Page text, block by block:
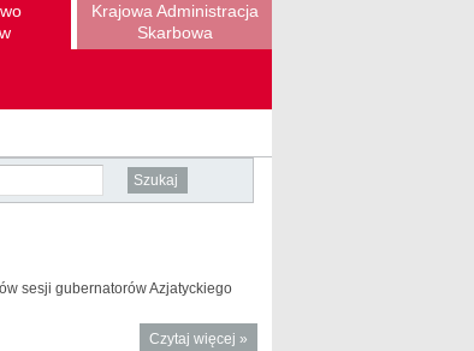
Krajowa Administracja
Skarbowa
sesji gubernatorów Azjatyckiego
Czytaj więcej o Minister
»